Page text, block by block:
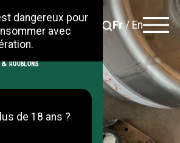
Fr / En
dangereux pour
avec
de 18 ans ?